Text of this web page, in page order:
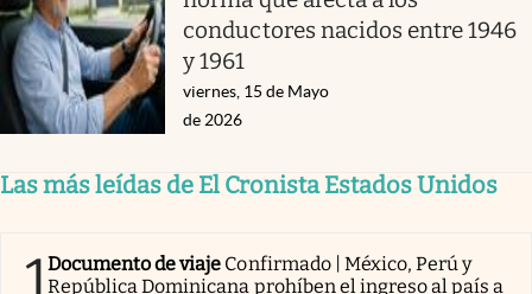
conductores nacidos entre 1946
y 1961
viernes, 15 de Mayo
de 2026
Las más leídas de El Cronista Estados Unidos
1Documento de viaje Confirmado | México, Perú y
República Dominicana prohíben el ingreso al país a